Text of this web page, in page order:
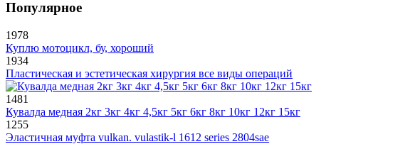
Популярное
1978
Куплю мотоцикл, бу, хороший
1934
Пластическая и эстетическая хирургия все виды операций
1481
Кувалда медная 2кг 3кг 4кг 4,5кг 5кг 6кг 8кг 10кг 12кг 15кг
1255
Эластичная муфта vulkan. vulastik-l 1612 series 2804sae